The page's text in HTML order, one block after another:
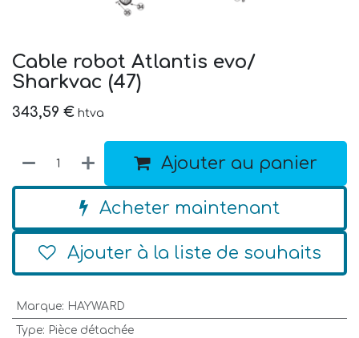
Cable robot Atlantis evo/
Sharkvac (47)
343,59 € htva
Ajouter au panier
Acheter maintenant
Ajouter à la liste de souhaits
Marque: HAYWARD
Type: Pièce détachée